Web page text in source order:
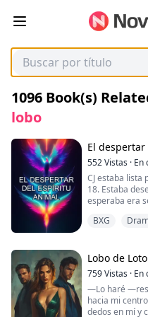
1096 Book(s)
lobo
El
552Vistas · En
CJ estaba lista
18. Estaba
esperaba era
de pensar en
«Me
sorpresa con
se alejó de mí.
toque. Todo lo
Del otro lado
BXG
Lobo de Loto
759Vistas · En
—Lo haré
hacia mi
dedos en mí y